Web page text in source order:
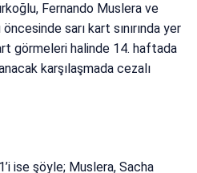
Fernando Muslera ve
sarı kart sınırında yer
görmeleri halinde 14. haftada
karşılaşmada cezalı
ise şöyle; Muslera, Sacha